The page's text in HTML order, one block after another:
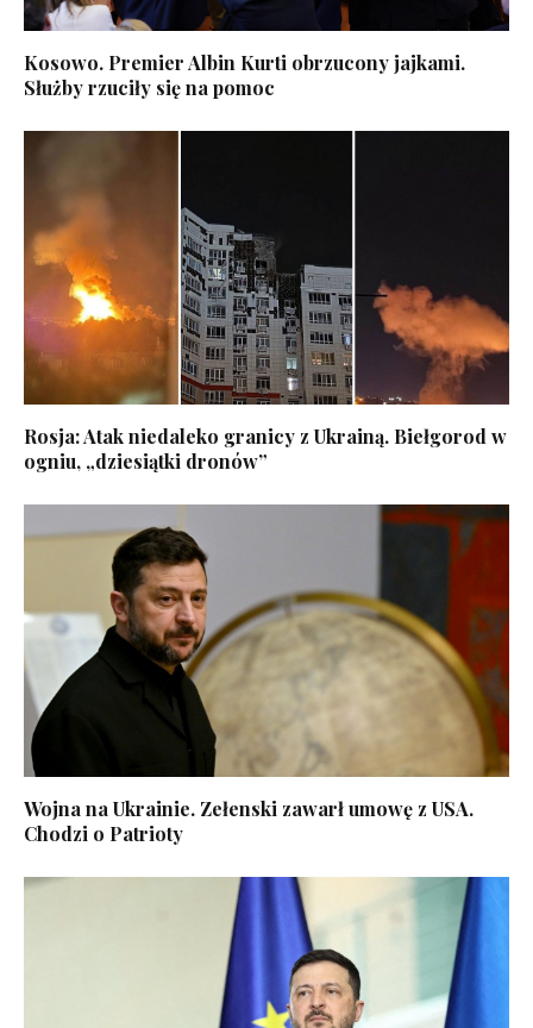
Kosowo. Premier Albin Kurti obrzucony jajkami.
Służby rzuciły się na pomoc
Rosja: Atak niedaleko granicy z Ukrainą. Biełgorod w
ogniu, „dziesiątki dronów”
Wojna na Ukrainie. Zełenski zawarł umowę z USA.
Chodzi o Patrioty